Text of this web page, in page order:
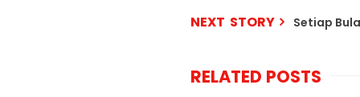
NEXT STORY Setiap
RELATED POSTS